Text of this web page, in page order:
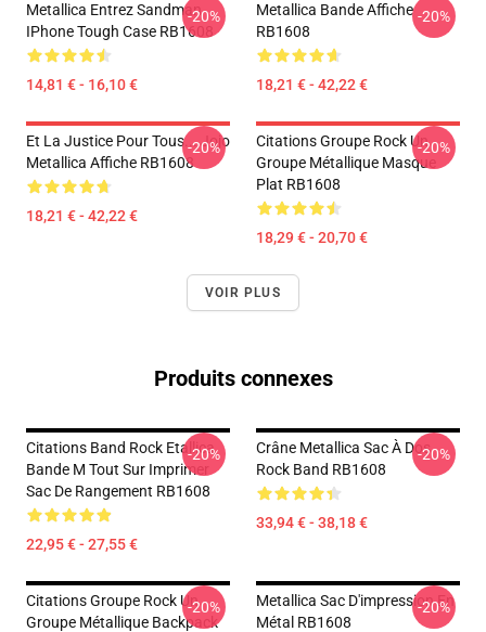
Metallica Entrez Sandman
IPhone Tough Case RB1608
14,81 € - 16,10 €
-20%
Metallica Bande Affiche
RB1608
18,21 € - 42,22 €
-20%
Et La Justice Pour Tous... Jojo
Metallica Affiche RB1608
18,21 € - 42,22 €
-20%
Citations Groupe Rock Un
Groupe Métallique Masque
Plat RB1608
18,29 € - 20,70 €
-20%
VOIR PLUS
Produits connexes
Citations Band Rock Etallica
Bande M Tout Sur Imprimer
Sac De Rangement RB1608
22,95 € - 27,55 €
-20%
Crâne Metallica Sac À Dos
Rock Band RB1608
33,94 € - 38,18 €
-20%
Citations Groupe Rock Un
Groupe Métallique Backpack
-20%
Metallica Sac D'impression En
Métal RB1608
-20%